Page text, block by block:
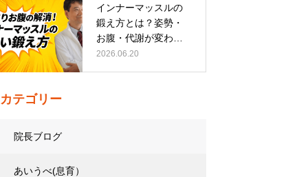
インナーマッスルの
鍛え方とは？姿勢・
お腹・代謝が変わる
トレーニング…
2026.06.20
カテゴリー
院長ブログ
あいうべ(息育）